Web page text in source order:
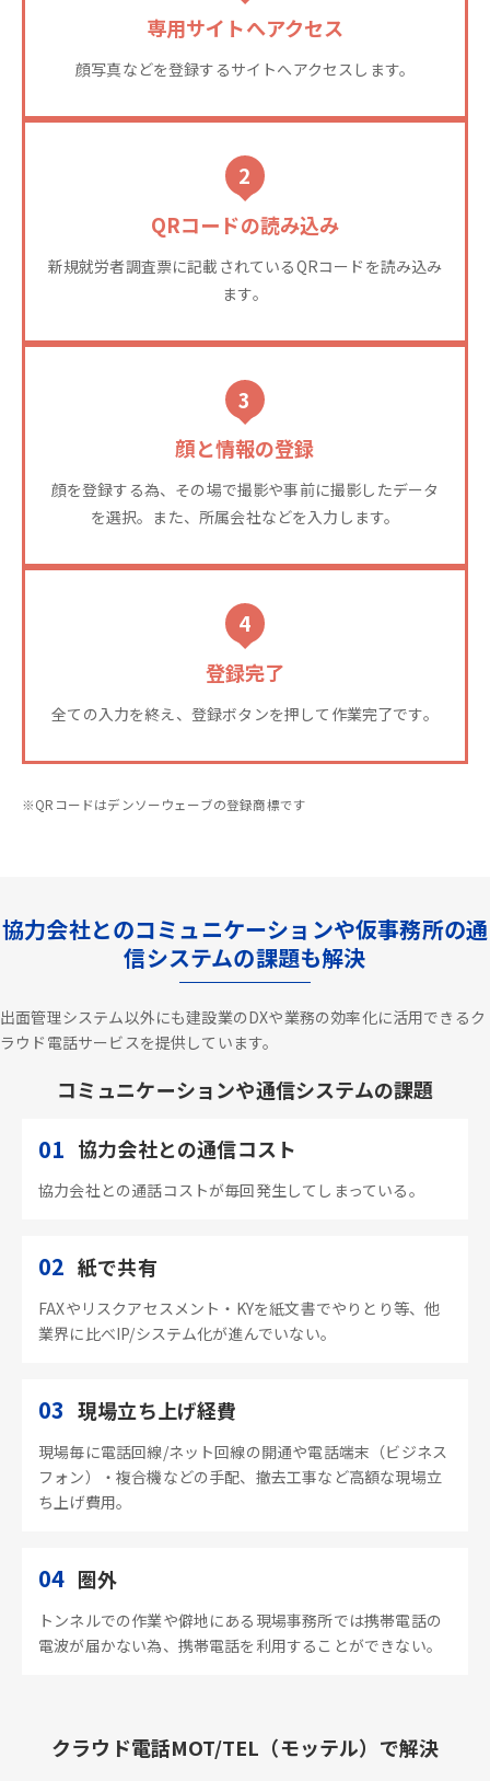
専用サイトへアクセス
顔写真などを登録するサイトへアクセスします。
2
QRコードの読み込み
新規就労者調査票に記載されているQRコードを読み込み
ます。
3
顔と情報の登録
顔を登録する為、その場で撮影や事前に撮影したデータ
を選択。また、所属会社などを入力します。
4
登録完了
全ての入力を終え、登録ボタンを押して作業完了です。
※QRコードはデンソーウェーブの登録商標です
協力会社とのコミュニケーションや仮事務所の通
信システムの課題も解決
出面管理システム以外にも建設業のDXや業務の効率化に活用できるク
ラウド電話サービスを提供しています。
コミュニケーションや通信システムの課題
01 協力会社との通信コスト
協力会社との通話コストが毎回発生してしまっている。
02 紙で共有
FAXやリスクアセスメント・KYを紙文書でやりとり等、他
業界に比べIP/システム化が進んでいない。
03 現場立ち上げ経費
現場毎に電話回線/ネット回線の開通や電話端末（ビジネス
フォン）・複合機などの手配、撤去工事など高額な現場立
ち上げ費用。
04 圏外
トンネルでの作業や僻地にある現場事務所では携帯電話の
電波が届かない為、携帯電話を利用することができない。
クラウド電話MOT/TEL（モッテル）で解決